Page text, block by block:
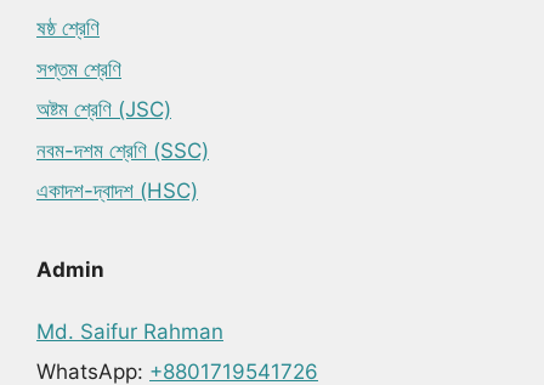
ষষ্ঠ শ্রেণি
সপ্তম শ্রেণি
অষ্টম শ্রেণি (JSC)
নবম-দশম শ্রেণি (SSC)
একাদশ-দ্বাদশ (HSC)
Admin
Md. Saifur Rahman
WhatsApp: +8801719541726